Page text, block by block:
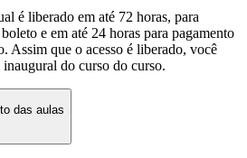
é liberado em até 72 horas, para
e em até 24 horas para pagamento
Assim que o acesso é liberado, você
do curso do curso.
das aulas